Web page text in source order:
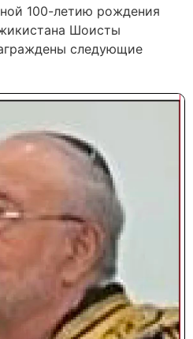
100-летию рождения
Шоисты
следующие